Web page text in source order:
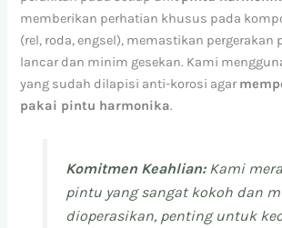
memberikan perhatian khusus pada
(rel, roda, engsel), memastikan pergerakan
lancar dan minim gesekan. Kami
yang sudah dilapisi anti-korosi agar
pakai pintu harmonika.
Komitmen Keahlian:Kami
pintu yang sangat kokoh dan
dioperasikan, penting untuk